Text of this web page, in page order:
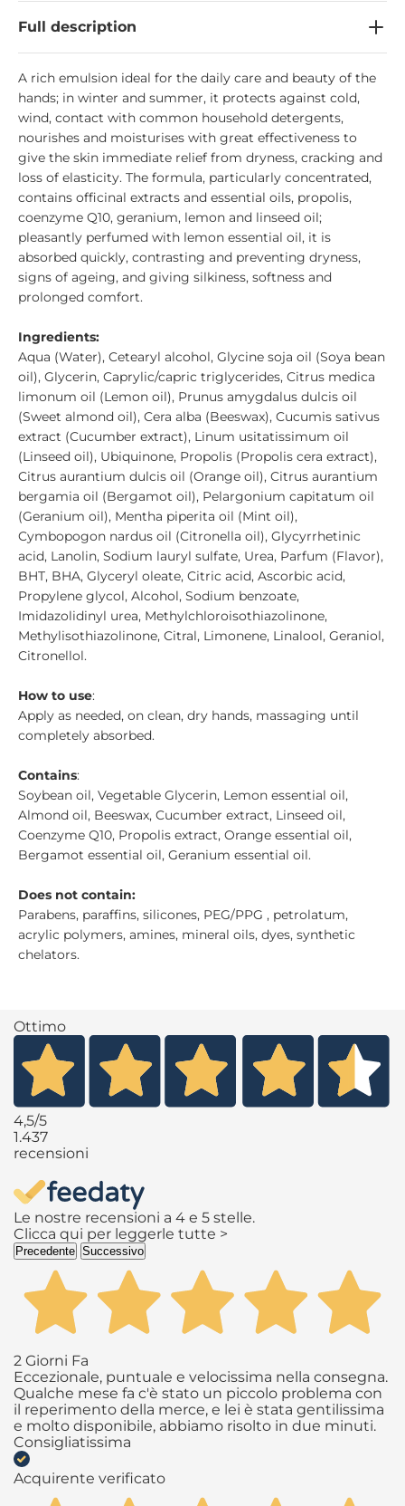
Full description
A rich emulsion ideal for the daily care and beauty of the
hands; in winter and summer, it protects against cold,
wind, contact with common household detergents,
nourishes and moisturises with great effectiveness to
give the skin immediate relief from dryness, cracking and
loss of elasticity. The formula, particularly concentrated,
contains officinal extracts and essential oils, propolis,
coenzyme Q10, geranium, lemon and linseed oil;
pleasantly perfumed with lemon essential oil, it is
absorbed quickly, contrasting and preventing dryness,
signs of ageing, and giving silkiness, softness and
prolonged comfort.
Ingredients:
Aqua (Water), Cetearyl alcohol, Glycine soja oil (Soya bean
oil), Glycerin, Caprylic/capric triglycerides, Citrus medica
limonum oil (Lemon oil), Prunus amygdalus dulcis oil
(Sweet almond oil), Cera alba (Beeswax), Cucumis sativus
extract (Cucumber extract), Linum usitatissimum oil
(Linseed oil), Ubiquinone, Propolis (Propolis cera extract),
Citrus aurantium dulcis oil (Orange oil), Citrus aurantium
bergamia oil (Bergamot oil), Pelargonium capitatum oil
(Geranium oil), Mentha piperita oil (Mint oil),
Cymbopogon nardus oil (Citronella oil), Glycyrrhetinic
acid, Lanolin, Sodium lauryl sulfate, Urea, Parfum (Flavor),
BHT, BHA, Glyceryl oleate, Citric acid, Ascorbic acid,
Propylene glycol, Alcohol, Sodium benzoate,
Imidazolidinyl urea, Methylchloroisothiazolinone,
Methylisothiazolinone, Citral, Limonene, Linalool, Geraniol,
Citronellol.
How to use:
Apply as needed, on clean, dry hands, massaging until
completely absorbed.
Contains:
Soybean oil, Vegetable Glycerin, Lemon essential oil,
Almond oil, Beeswax, Cucumber extract, Linseed oil,
Coenzyme Q10, Propolis extract, Orange essential oil,
Bergamot essential oil, Geranium essential oil.
Does not contain:
Parabens, paraffins, silicones, PEG/PPG , petrolatum,
acrylic polymers, amines, mineral oils, dyes, synthetic
chelators.
Ottimo
4,5/5
1.437
recensioni
Le nostre recensioni a 4 e 5 stelle.
Clicca qui per leggerle tutte >
Precedente Successivo
2 Giorni Fa
Eccezionale, puntuale e velocissima nella consegna.
Qualche mese fa c'è stato un piccolo problema con
il reperimento della merce, e lei è stata gentilissima
e molto disponibile, abbiamo risolto in due minuti.
Consigliatissima
Acquirente verificato